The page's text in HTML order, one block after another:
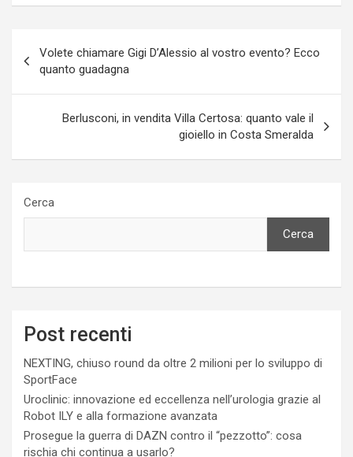
articoli
Volete chiamare Gigi D’Alessio al vostro evento? Ecco
quanto guadagna
Berlusconi, in vendita Villa Certosa: quanto vale il
gioiello in Costa Smeralda
Cerca
Cerca
Post recenti
NEXTING, chiuso round da oltre 2 milioni per lo sviluppo di
SportFace
Uroclinic: innovazione ed eccellenza nell’urologia grazie al
Robot ILY e alla formazione avanzata
Prosegue la guerra di DAZN contro il “pezzotto”: cosa
rischia chi continua a usarlo?